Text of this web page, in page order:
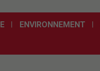
ENVIRONNEMENT